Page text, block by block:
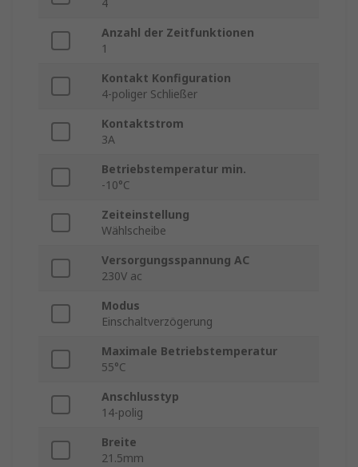
4
Anzahl der Zeitfunktionen
1
Kontakt Konfiguration
4-poliger Schließer
Kontaktstrom
3A
Betriebstemperatur min.
-10°C
Zeiteinstellung
Wählscheibe
Versorgungsspannung AC
230V ac
Modus
Einschaltverzögerung
Maximale Betriebstemperatur
55°C
Anschlusstyp
14-polig
Breite
21.5mm